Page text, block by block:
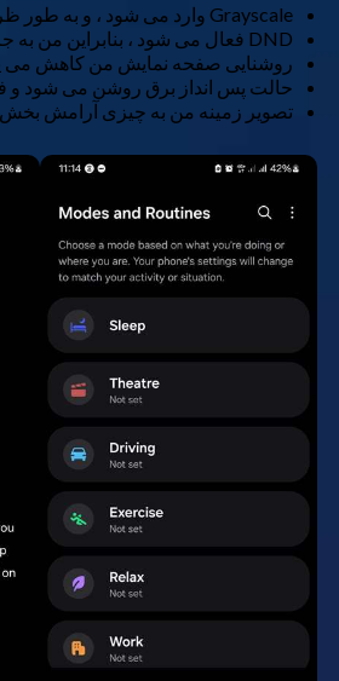
Grayscale وارد می شود ، و به طور ظریف به مغز من می گوید که سرگرمی ها تمام شده است و زمان آن است که خواب باشد.
DND فعال می شود ، بنابراین من به جز موارد اضطراری هیچ اعلان دریافت نمی کنم.
روشنایی صفحه نمایش من کاهش می
حالت پس انداز برق روشن می شود و
تصویر زمینه من به چیزی آرامش بخش